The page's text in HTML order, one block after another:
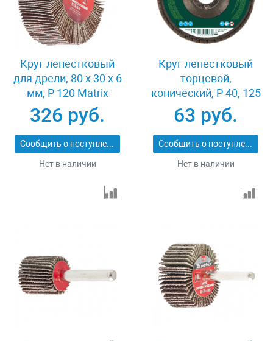
Круг лепестковый
для дрели, 80 х 30 х 6
мм, P 120 Matrix
74146
326 руб.
Сообщить о поступлении
Нет в наличии
Круг лепестковый
торцевой,
конический, Р 40, 125
х 22.2 мм Сибртех
74083
63 руб.
Сообщить о поступлении
Нет в наличии